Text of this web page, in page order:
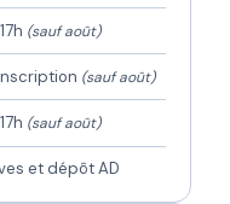
(sauf août)
(sauf août)
(sauf août)
et dépôt AD